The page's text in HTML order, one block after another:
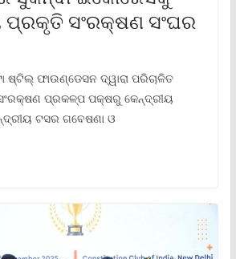
ପ୍ରକୃତି ସଂରକ୍ଷଣ ସଂଘର
ଷ୍ଟିଲ୍ ଫାଉଣ୍ଡେସନ ଦ୍ୱାରା ପରିଚାଳିତ
ପ୍ରକଳ୍ପ ପକ୍ଷରୁ କେନ୍ଦ୍ରୀୟ
ଟସର ଗବେଷଣା ଓ